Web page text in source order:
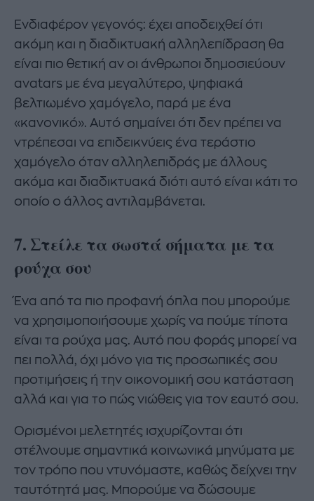
Ενδιαφέρον γεγονός: έχει αποδειχθεί ότι
ακόμη και η διαδικτυακή αλληλεπίδραση θα
είναι πιο θετική αν οι άνθρωποι δημοσιεύουν
avatars με ένα μεγαλύτερο, ψηφιακά
βελτιωμένο χαμόγελο, παρά με ένα
«κανονικό». Αυτό σημαίνει ότι δεν πρέπει να
ντρέπεσαι να επιδεικνύεις ένα τεράστιο
χαμόγελο όταν αλληλεπιδράς με άλλους
ακόμα και διαδικτυακά διότι αυτό είναι κάτι το
οποίο ο άλλος αντιλαμβάνεται.
7. Στείλε τα σωστά σήματα με τα
ρούχα σου
Ένα από τα πιο προφανή όπλα που μπορούμε
να χρησιμοποιήσουμε χωρίς να πούμε τίποτα
είναι τα ρούχα μας. Αυτό που φοράς μπορεί να
πει πολλά, όχι μόνο για τις προσωπικές σου
προτιμήσεις ή την οικονομική σου κατάσταση
αλλά και για το πώς νιώθεις για τον εαυτό σου.
Ορισμένοι μελετητές ισχυρίζονται ότι
στέλνουμε σημαντικά κοινωνικά μηνύματα με
τον τρόπο που ντυνόμαστε, καθώς δείχνει την
ταυτότητά μας. Μπορούμε να δώσουμε